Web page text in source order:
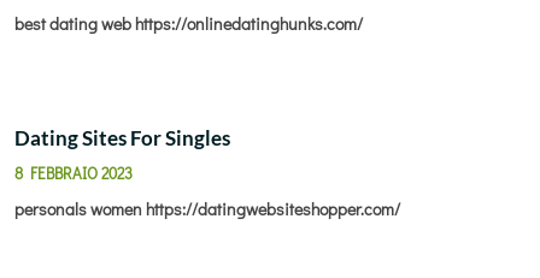
best dating web https://onlinedatinghunks.com/
Dating Sites For Singles
8 FEBBRAIO 2023
personals women https://datingwebsiteshopper.com/